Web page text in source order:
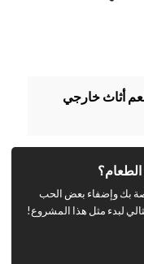
أثاث خارجي
بك وإضفاء بعض الحب
لبدء مثل هذا المشروع!